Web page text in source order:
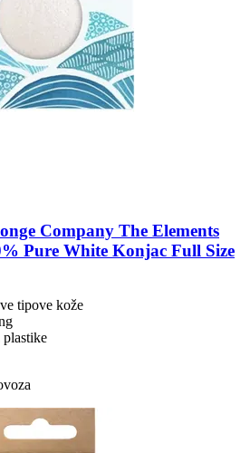
Company The Elements
Pure White Konjac Full Size
tipove kože
plastike